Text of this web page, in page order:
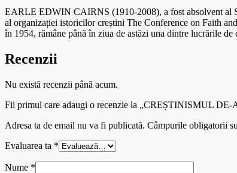
EARLE EDWIN CAIRNS (1910-2008), a fost absolvent al
al organizației istoricilor creștini The Conference on Faith
în 1954, rămâne până în ziua de astăzi una dintre lucrările
Recenzii
Nu există recenzii până acum.
Fii primul care adaugi o recenzie la „CREȘTINISMUL
Adresa ta de email nu va fi publicată. Câmpurile obligatorii
Evaluarea ta *
Nume *